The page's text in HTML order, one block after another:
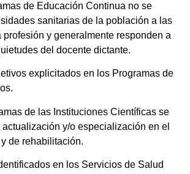
de Educación Continua no se
sanitarias de la población a las
y generalmente responden a
del docente dictante.
explicitados en los Programas de
de las Instituciones Científicas se
y/o especialización en el
de rehabilitación.
en los Servicios de Salud